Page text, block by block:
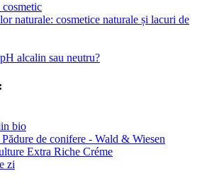
naturale: cosmetice naturale și lacuri de
alcalin sau neutru?
bio
de conifere - Wald & Wiesen
Extra Riche Créme
zi